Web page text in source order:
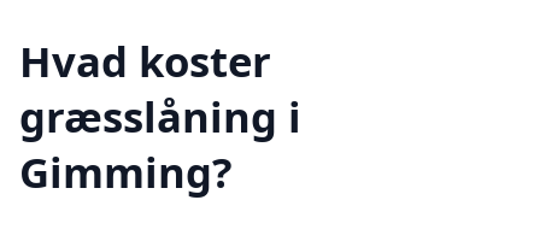
Hvad koster
græsslåning i
Gimming?